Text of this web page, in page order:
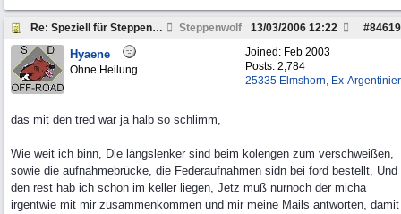
Re: Speziell für Steppenwolf und andere Pickup Fre Steppenwolf #84619
13/03/2006 12:22
Joined: Feb 2003
Posts: 2,784
25335 Elmshorn, Ex-Argentinier
Hyaene
Ohne Heilung
das mit den tred war ja halb so schlimm,
Wie weit ich binn, Die längslenker sind beim kolengen zum verschweißen,
sowie die aufnahmebrücke, die Federaufnahmen sidn bei ford bestellt, Und
den rest hab ich schon im keller liegen, Jetz muß nurnoch der micha
irgentwie mit mir zusammenkommen und mir meine Mails antworten, damit